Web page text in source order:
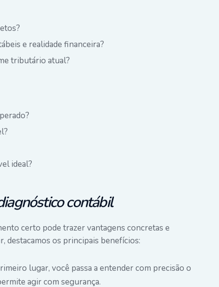
e realidade financeira?
tributário atual?
ideal?
contábil
certo pode trazer vantagens concretas e
destacamos os principais benefícios:
lugar, você passa a entender com precisão o
agir com segurança.